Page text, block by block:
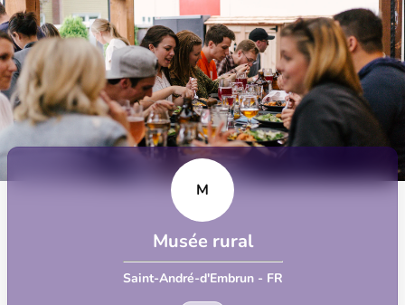
M
Musée rural
Saint-André-d'Embrun - FR